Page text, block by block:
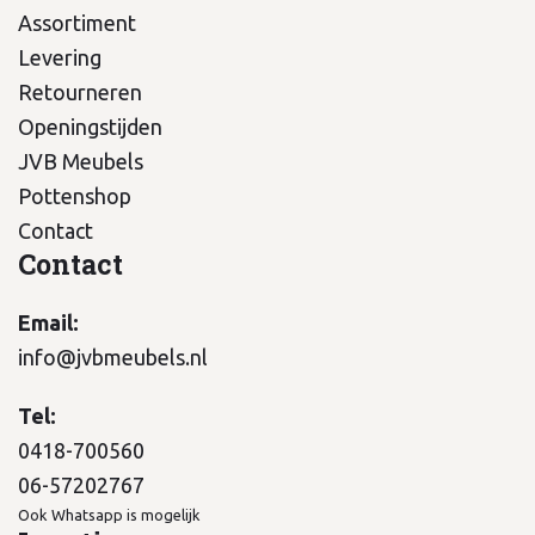
Assortiment
Levering
Retourneren
Openingstijden
JVB Meubels
Pottenshop
Contact
Contact
Email:
info@jvbmeubels.nl
Tel:
0418-700560
06-57202767
Ook Whatsapp is mogelijk